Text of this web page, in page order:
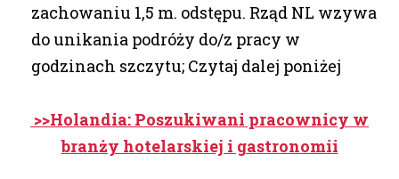
zachowaniu 1,5 m. odstępu. Rząd NL wzywa
do unikania podróży do/z pracy w
godzinach szczytu; Czytaj dalej poniżej
>>Holandia: Poszukiwani pracownicy w
branży hotelarskiej i gastronomii